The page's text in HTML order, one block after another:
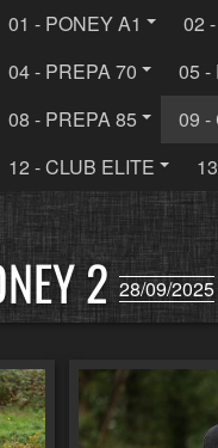
01 - PONEY A1 02
04 - PREPA 70
05 -
08 - PREPA 85
09 -
12 - CLUB ELITE
228/09/2025